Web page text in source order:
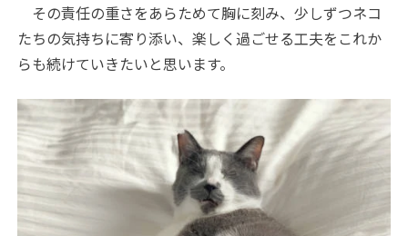
その責任の重さをあらためて胸に刻み、少しずつネコ
たちの気持ちに寄り添い、楽しく過ごせる工夫をこれか
らも続けていきたいと思います。